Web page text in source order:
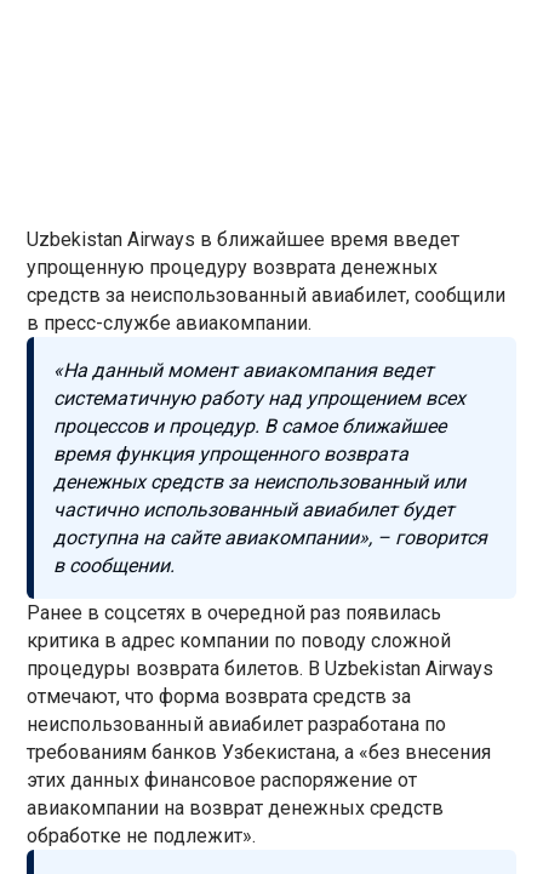
Uzbekistan Airways в ближайшее время введет
упрощенную процедуру возврата денежных
средств за неиспользованный авиабилет, сообщили
в пресс-службе авиакомпании.
«На данный момент авиакомпания ведет
систематичную работу над упрощением всех
процессов и процедур. В самое ближайшее
время функция упрощенного возврата
денежных средств за неиспользованный или
частично использованный авиабилет будет
доступна на сайте авиакомпании», – говорится
в сообщении.
Ранее в соцсетях в очередной раз появилась
критика в адрес компании по поводу сложной
процедуры возврата билетов. В Uzbekistan Airways
отмечают, что форма возврата средств за
неиспользованный авиабилет разработана по
требованиям банков Узбекистана, а «без внесения
этих данных финансовое распоряжение от
авиакомпании на возврат денежных средств
обработке не подлежит».